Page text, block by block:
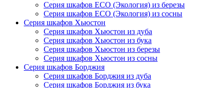
Серия шкафов ECO (Экология) из березы
Серия шкафов ECO (Экология) из сосны
Серия шкафов Хьюстон
Серия шкафов Хьюстон из дуба
Серия шкафов Хьюстон из бука
Серия шкафов Хьюстон из березы
Серия шкафов Хьюстон из сосны
Серия шкафов Борджия
Серия шкафов Борджия из дуба
Серия шкафов Борджия из бука